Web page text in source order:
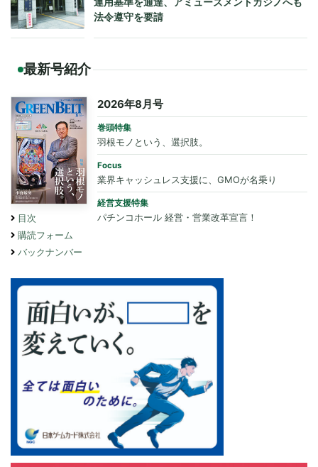
法令遵守を要請
最新号紹介
目次
購読フォーム
バックナンバー
2026年8月号
巻頭特集
羽根モノという、選択肢。
Focus
業界キャッシュレス支援に、GMOが名乗り
経営支援特集
パチンコホール 経営・営業改革宣言！